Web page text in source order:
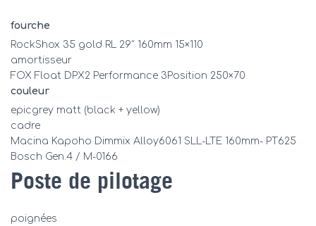
fourche
RockShox 35 gold RL 29″ 160mm 15×110
amortisseur
FOX Float DPX2 Performance 3Position 250×70
couleur
epicgrey matt (black + yellow)
cadre
Macina Kapoho Dimmix Alloy6061 SLL-LTE 160mm- PT625
Bosch Gen.4 / M-0166
Poste de pilotage
poignées